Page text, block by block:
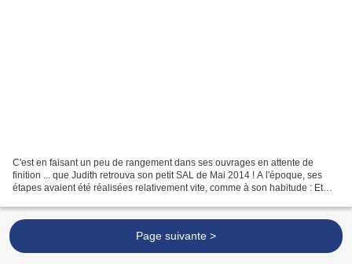
C'est en faisant un peu de rangement dans ses ouvrages en attente de
finition ... que Judith retrouva son petit SAL de Mai 2014 ! A l'époque, ses
étapes avaient été réalisées relativement vite, comme à son habitude : Et
Page suivante >